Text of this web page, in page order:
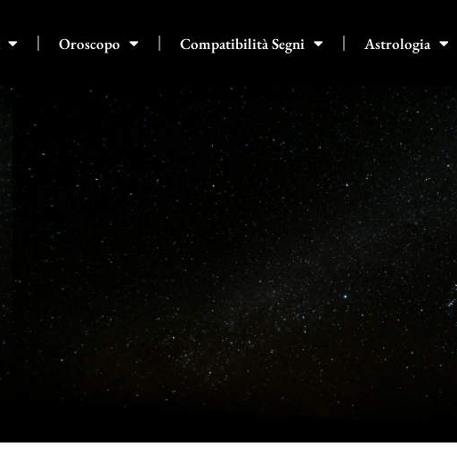
Oroscopo Compatibilità Segni Astrologia